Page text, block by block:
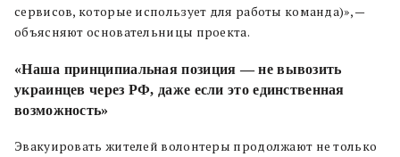
сервисов, которые использует для работы команда)», —
объясняют основательницы проекта.
«Наша принципиальная позиция — не вывозить
украинцев через РФ, даже если это единственная
возможность»
Эвакуировать жителей волонтеры продолжают не только